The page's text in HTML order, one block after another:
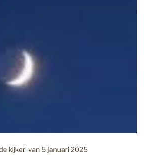
de kijker’ van 5 januari 2025